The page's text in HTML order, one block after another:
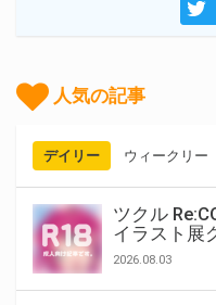
人気の記事
デイリー ウィークリー
ツクル
イラスト展
2026.08.03